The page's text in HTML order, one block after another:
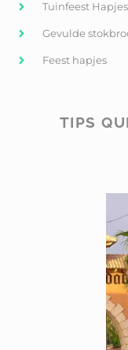
Tuinfeest Hapjes
Gevulde
Feest hapjes
TIPS